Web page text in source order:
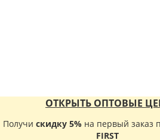
ОТКРЫТЬ ОПТОВЫЕ
Получи скидку 5%на первый заказ
FIRST